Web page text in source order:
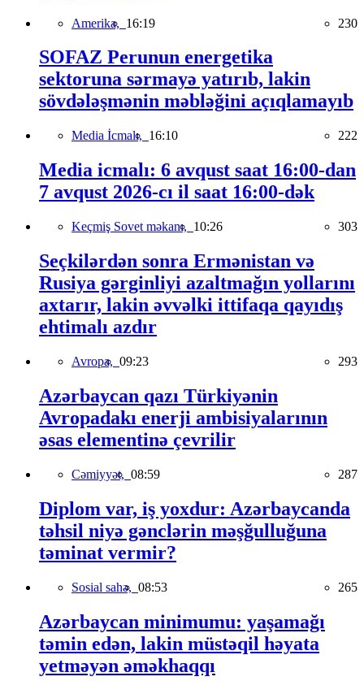
Amerika, 16:19 230
SOFAZ Perunun energetika
sektoruna sərmayə yatırıb, lakin
sövdələşmənin məbləğini açıqlamayıb
Media İcmalı, 16:10 222
Media icmalı: 6 avqust saat 16:00-dan
7 avqust 2026-cı il saat 16:00-dək
Keçmiş Sovet məkanı, 10:26 303
Seçkilərdən sonra Ermənistan və
Rusiya gərginliyi azaltmağın yollarını
axtarır, lakin əvvəlki ittifaqa qayıdış
ehtimalı azdır
Avropa, 09:23 293
Azərbaycan qazı Türkiyənin
Avropadakı enerji ambisiyalarının
əsas elementinə çevrilir
Cəmiyyət, 08:59 287
Diplom var, iş yoxdur: Azərbaycanda
təhsil niyə gənclərin məşğulluğuna
təminat vermir?
Sosial sahə, 08:53 265
Azərbaycan minimumu: yaşamağı
təmin edən, lakin müstəqil həyata
yetməyən əməkhaqqı